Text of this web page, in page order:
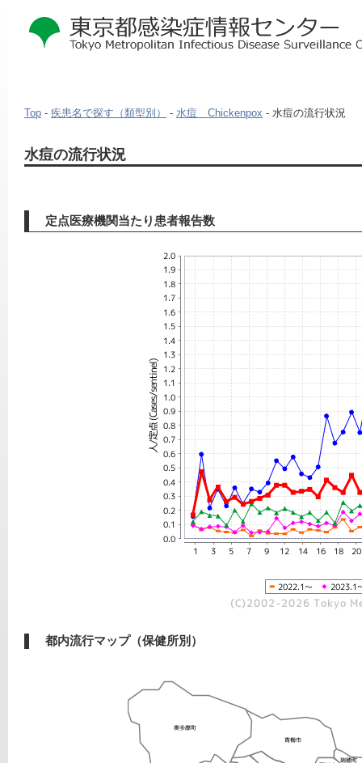
Top - 疾患名で探す（類型別） - 水痘 Chickenpox - 水痘の流行状況
本
文
か
ら
水痘の流行状況
定点医療機関当たり患者報告数
都内流行マップ（保健所別）